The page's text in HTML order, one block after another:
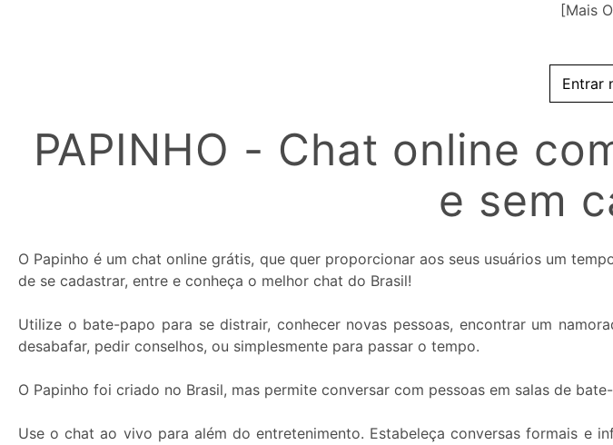
[Mais
Entrar
PAPINHO - Chat online
e sem
O Papinho é um chat online grátis, que quer proporcionar aos seus usuários um
de se cadastrar, entre e conheça o melhor chat do Brasil!
Utilize o bate-papo para se distrair, conhecer novas pessoas, encontrar um
desabafar, pedir conselhos, ou simplesmente para passar o tempo.
O Papinho foi criado no Brasil, mas permite conversar com pessoas em salas de
Use o chat ao vivo para além do entretenimento. Estabeleça conversas formais e